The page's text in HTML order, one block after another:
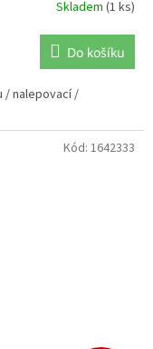
Skladem (1 ks)
Do košíku
/ nalepovací /
Kód: 1642333